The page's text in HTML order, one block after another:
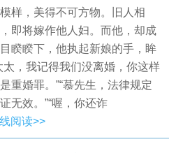
样，美得不可方物。旧人相
即将嫁作他人妇。而他，却成
睽睽下，他执起新娘的手，眸
太，我记得我们没离婚，你这样
重婚罪。”“慕先生，法律规定
无效。”“喔，你还诈
阅读>>